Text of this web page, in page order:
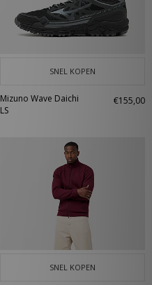
SNEL KOPEN
Mizuno Wave Daichi
LS
€155,00
SNEL KOPEN